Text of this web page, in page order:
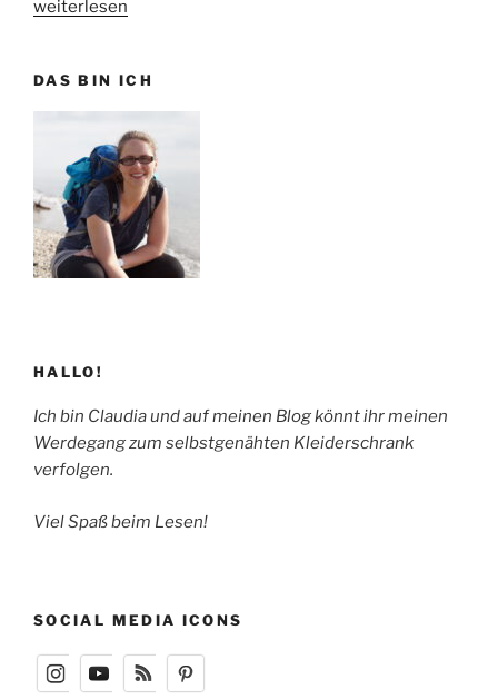
„WerHatHierDieHosenAn?
weiterlesen
DAS BIN ICH
HALLO!
Ich bin Claudia und auf meinen Blog könnt ihr meinen
Werdegang zum selbstgenähten Kleiderschrank
verfolgen.
Viel Spaß beim Lesen!
SOCIAL MEDIA ICONS